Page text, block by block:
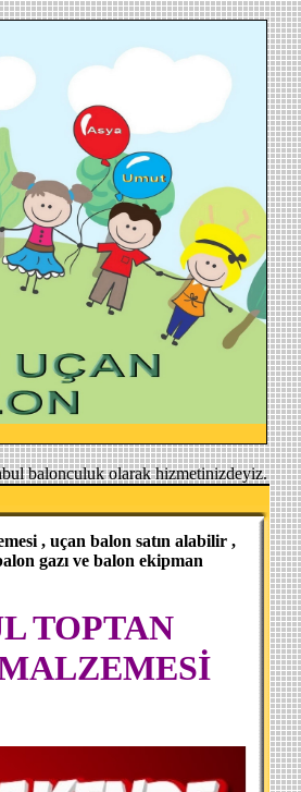
balonculuk olarak hizmetinizdeyiz.
, uçan balon satın alabilir ,
gazı ve balon ekipman
TOPTAN